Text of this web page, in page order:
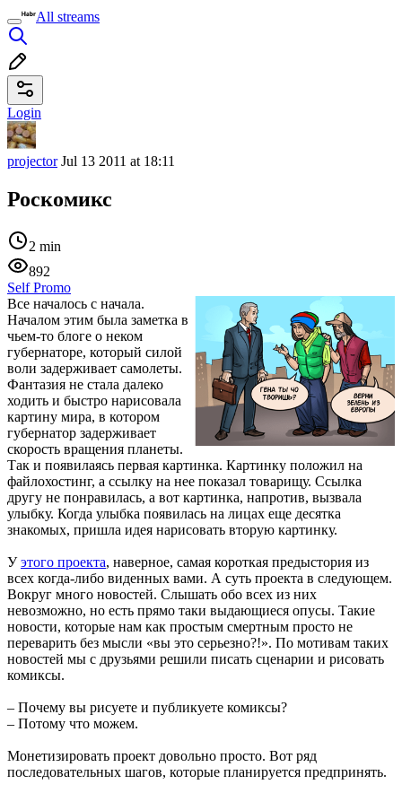
All streams
Login
projectorJul 13 2011 at 18:11
Роскомикс
2 min
892
Self Promo
Все началось с начала.
Началом этим была заметка в
чьем-то блоге о неком
губернаторе, который силой
воли задерживает самолеты.
Фантазия не стала далеко
ходить и быстро нарисовала
картину мира, в котором
губернатор задерживает
скорость вращения планеты.
Так и появилаясь первая картинка. Картинку положил на
файлохостинг, а ссылку на нее показал товарищу. Ссылка
другу не понравилась, а вот картинка, напротив, вызвала
улыбку. Когда улыбка появилась на лицах еще десятка
знакомых, пришла идея нарисовать вторую картинку.
Уэтого проекта, наверное, самая короткая предыстория из
всех когда-либо виденных вами. А суть проекта в следующем.
Вокруг много новостей. Слышать обо всех из них
невозможно, но есть прямо таки выдающиеся опусы. Такие
новости, которые нам как простым смертным просто не
переварить без мысли «вы это серьезно?!». По мотивам таких
новостей мы с друзьями решили писать сценарии и рисовать
комиксы.
– Почему вы рисуете и публикуете комиксы?
– Потому что можем.
Монетизировать проект довольно просто. Вот ряд
последовательных шагов, которые планируется предпринять.